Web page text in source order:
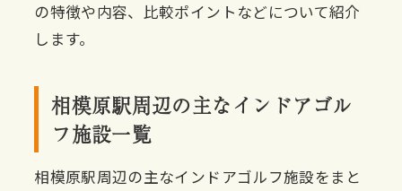
の特徴や内容、比較ポイントなどについて紹介
します。
相模原駅周辺の主なインドアゴル
フ施設一覧
相模原駅周辺の主なインドアゴルフ施設をまと